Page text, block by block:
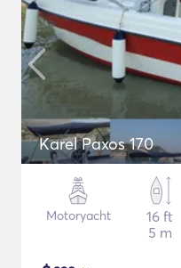
Karel Paxos 170
Motoryacht
16 ft
5 m